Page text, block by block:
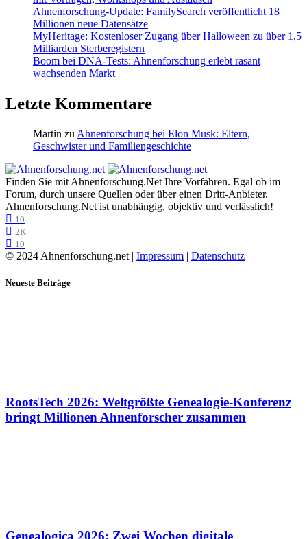
Ahnenforschung-Update: FamilySearch veröffentlicht 18
Millionen neue Datensätze
MyHeritage: Kostenloser Zugang über Halloween zu über 1,5
Milliarden Sterberegistern
Boom bei DNA-Tests: Ahnenforschung erlebt rasant
wachsenden Markt
Letzte Kommentare
Martin zu Ahnenforschung bei Elon Musk: Eltern,
Geschwister und Familiengeschichte
Finden Sie mit Ahnenforschung.Net Ihre Vorfahren. Egal ob im
Forum, durch unsere Quellen oder über einen Dritt-Anbieter.
Ahnenforschung.Net ist unabhängig, objektiv und verlässlich!
10
2K
10
© 2024 Ahnenforschung.net | Impressum | Datenschutz
Neueste Beiträge
RootsTech 2026: Weltgrößte Genealogie-Konferenz
bringt Millionen Ahnenforscher zusammen
Genealogica 2026: Zwei Wochen digitale